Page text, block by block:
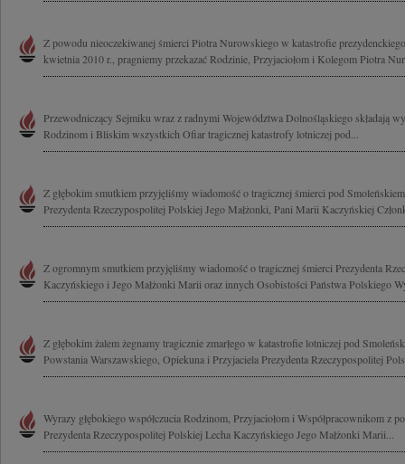
Z powodu nieoczekiwanej śmierci Piotra Nurowskiego w katastrofie
kwietnia 2010 r., pragniemy przekazać Rodzinie, Przyjaciołom i Kolegom Piotra
Przewodniczący Sejmiku wraz z radnymi Województwa Dolnośląskiego składają
Rodzinom i Bliskim wszystkich Ofiar tragicznej katastrofy lotniczej pod...
Z głębokim smutkiem przyjęliśmy wiadomość o tragicznej śmierci pod
Prezydenta Rzeczypospolitej Polskiej Jego Małżonki, Pani Marii Kaczyńskiej
Z ogromnym smutkiem przyjęliśmy wiadomość o tragicznej śmierci Prezydenta
Kaczyńskiego i Jego Małżonki Marii oraz innych Osobistości Państwa Polskiego
Z głębokim żalem żegnamy tragicznie zmarłego w katastrofie lotniczej pod
Powstania Warszawskiego, Opiekuna i Przyjaciela Prezydenta Rzeczypospolitej
Wyrazy głębokiego współczucia Rodzinom, Przyjaciołom i Współpracownikom z
Prezydenta Rzeczypospolitej Polskiej Lecha Kaczyńskiego Jego Małżonki Marii...